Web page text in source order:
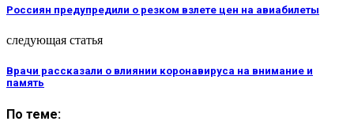
Россиян предупредили о резком взлете цен на авиабилеты
следующая статья
Врачи рассказали о влиянии коронавируса на внимание и
память
По теме: